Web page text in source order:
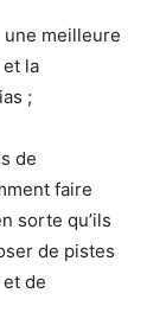
meilleure
la
;
de
faire
sorte qu’ils
de pistes
de